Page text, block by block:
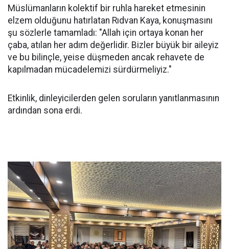
Müslümanların kolektif bir ruhla hareket etmesinin
elzem olduğunu hatırlatan Rıdvan Kaya, konuşmasını
şu sözlerle tamamladı: "Allah için ortaya konan her
çaba, atılan her adım değerlidir. Bizler büyük bir aileyiz
ve bu bilinçle, yeise düşmeden ancak rehavete de
kapılmadan mücadelemizi sürdürmeliyiz."
Etkinlik, dinleyicilerden gelen soruların yanıtlanmasının
ardından sona erdi.